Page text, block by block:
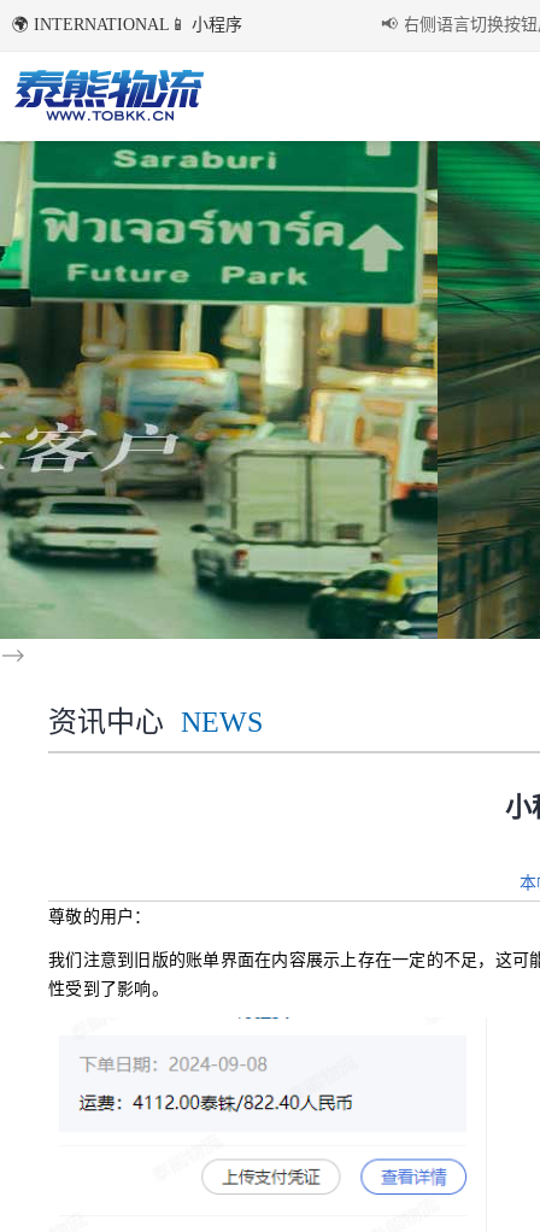
-->
🌍 INTERNATIONAL 📱 小程序 📢
国内环境下首次点击右侧语言切换按钮
资讯中心 NEWS
小
本
尊敬的用户：
我们注意到旧版的账单界面在内容展示上存在一定的不足，这
性受到了影响。